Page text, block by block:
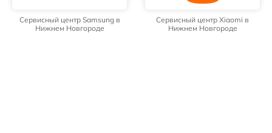
Сервисный центр Samsung в
Нижнем Новгороде
Сервисный центр Xiaomi в
Нижнем Новгороде